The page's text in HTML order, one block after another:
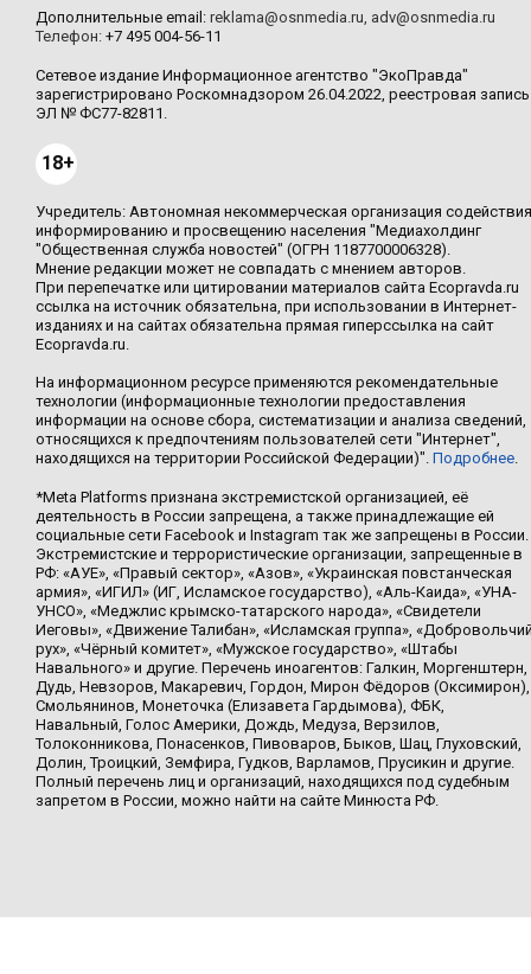
Дополнительные email: reklama@osnmedia.ru adv@osnmedia.ru
Телефон: +7 495 004-56-11
Сетевое издание Информационное агентство "ЭкоПравда"
зарегистрировано Роскомнадзором 26.04.2022, реестровая запись
ЭЛ № ФС77-82811.
18+
Учредитель: Автономная некоммерческая организация содействия
информированию и просвещению населения "Медиахолдинг
"Общественная служба новостей" (ОГРН 1187700006328).
Мнение редакции может не совпадать с мнением авторов.
При перепечатке или цитировании материалов сайта Ecopravda.ru
ссылка на источник обязательна, при использовании в Интернет-
изданиях и на сайтах обязательна прямая гиперссылка на сайт
Ecopravda.ru.
На информационном ресурсе применяются рекомендательные
технологии (информационные технологии предоставления
информации на основе сбора, систематизации и анализа сведений,
относящихся к предпочтениям пользователей сети "Интернет",
находящихся на территории Российской Федерации)". Подробнее
*Meta Platforms признана экстремистской организацией, её
деятельность в России запрещена, а также принадлежащие ей
социальные сети Facebook и Instagram так же запрещены в России.
Экстремистские и террористические организации, запрещенные в
РФ: «АУЕ», «Правый сектор», «Азов», «Украинская повстанческая
армия», «ИГИЛ» (ИГ, Исламское государство), «Аль-Каида», «УНА-
УНСО», «Меджлис крымско-татарского народа», «Свидетели
Иеговы», «Движение Талибан», «Исламская группа»,
рух», «Чёрный комитет», «Мужское государство», «Штабы
Навального» и другие. Перечень иноагентов: Галкин, Моргенштерн,
Дудь, Невзоров, Макаревич, Гордон, Мирон Фёдоров (Оксимирон),
Смольянинов, Монеточка (Елизавета Гардымова), ФБК,
Навальный, Голос Америки, Дождь, Медуза, Верзилов,
Толоконникова, Понасенков, Пивоваров, Быков, Шац, Глуховский,
Долин, Троицкий, Земфира, Гудков, Варламов, Прусикин и другие.
Полный перечень лиц и организаций, находящихся под судебным
запретом в России, можно найти на сайте Минюста РФ.